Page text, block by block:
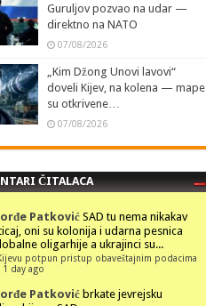
Guruljov pozvao na udar —
direktno na NATO
07/08/2026
„Kim Džong Unovi lavovi“
doveli Kijev, na kolena — mape
su otkrivene…
07/08/2026
ČITALACA
Patković SAD tu nema nikakav
oni su kolonija i udarna pesnica
oligarhije a ukrajinci su...
potpun pristup obaveštajnim podacima
1 day ago
Patković brkate jevrejsku